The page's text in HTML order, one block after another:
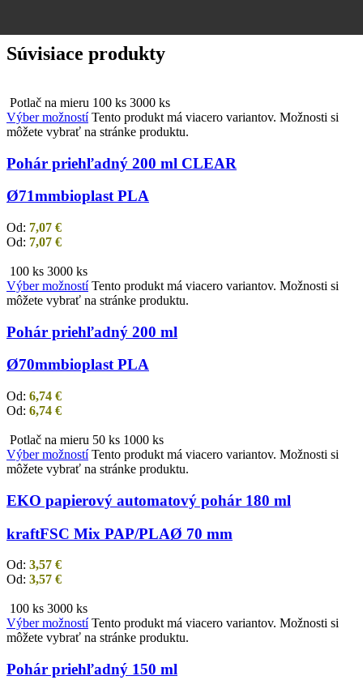
Súvisiace produkty
Potlač na mieru 100 ks 3000 ks
Výber možností Tento produkt má viacero variantov. Možnosti si
môžete vybrať na stránke produktu.
Pohár priehľadný 200 ml CLEAR
Ø71mmbioplast PLA
Od: 7,07 €
Od: 7,07 €
100 ks 3000 ks
Výber možností Tento produkt má viacero variantov. Možnosti si
môžete vybrať na stránke produktu.
Pohár priehľadný 200 ml
Ø70mmbioplast PLA
Od: 6,74 €
Od: 6,74 €
Potlač na mieru 50 ks 1000 ks
Výber možností Tento produkt má viacero variantov. Možnosti si
môžete vybrať na stránke produktu.
EKO papierový automatový pohár 180 ml
kraftFSC Mix PAP/PLAØ 70 mm
Od: 3,57 €
Od: 3,57 €
100 ks 3000 ks
Výber možností Tento produkt má viacero variantov. Možnosti si
môžete vybrať na stránke produktu.
Pohár priehľadný 150 ml